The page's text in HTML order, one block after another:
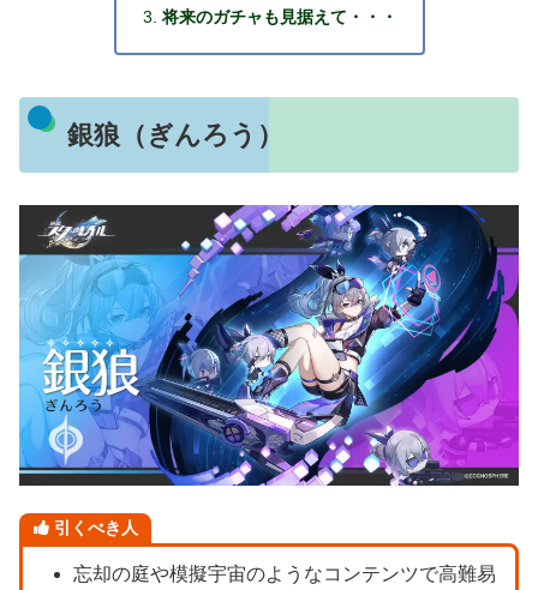
将来のガチャも見据えて・・・
銀狼（ぎんろう）
引くべき人
忘却の庭や模擬宇宙のようなコンテンツで高難易